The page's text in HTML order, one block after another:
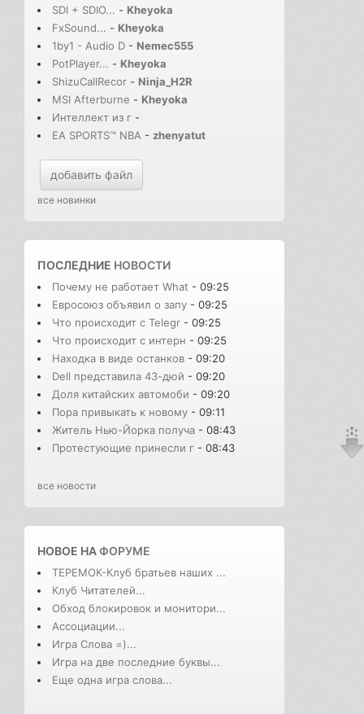
SDI + SDIO... - Kheyoka
FxSound... - Kheyoka
1by1 - Audio D - Nemec555
PotPlayer... - Kheyoka
ShizuCallRecor - Ninja_H2R
MSI Afterburne - Kheyoka
Интеллект из г -
EA SPORTS™ NBA - zhenyatut
добавить файл
все новинки
ПОСЛЕДНИЕ НОВОСТИ
Почему не работает What - 09:25
Евросоюз объявил о запу - 09:25
Что происходит с Telegr - 09:25
Что происходит с интерн - 09:25
Находка в виде останков - 09:20
Dell представила 43-дюй - 09:20
Доля китайских автомоби - 09:20
Пора привыкать к новому - 09:11
Житель Нью-Йорка получа - 08:43
Протестующие принесли г - 08:43
все новости
НОВОЕ НАФОРУМЕ
ТЕРЕМОК-Клуб братьев наших ...
Клуб Читателей...
Обход блокировок и монитори...
Ассоциации...
Игра Слова =)...
Игра на две последние буквы...
Еще одна игра слова...